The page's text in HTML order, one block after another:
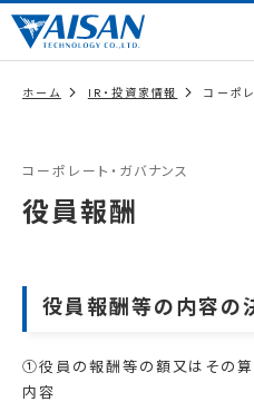
ホーム IR・投資家情報 コーポ
コーポレート・ガバナンス
役員報酬
役員報酬等の内容の
①役員の報酬等の額又はその
内容